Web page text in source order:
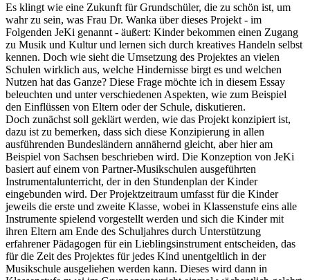
Es klingt wie eine Zukunft für Grundschüler, die zu schön ist, um
wahr zu sein, was Frau Dr. Wanka über dieses Projekt - im
Folgenden JeKi genannt - äußert: Kinder bekommen einen Zugang
zu Musik und Kultur und lernen sich durch kreatives Handeln selbst
kennen. Doch wie sieht die Umsetzung des Projektes an vielen
Schulen wirklich aus, welche Hindernisse birgt es und welchen
Nutzen hat das Ganze? Diese Frage möchte ich in diesem Essay
beleuchten und unter verschiedenen Aspekten, wie zum Beispiel
den Einflüssen von Eltern oder der Schule, diskutieren.
Doch zunächst soll geklärt werden, wie das Projekt konzipiert ist,
dazu ist zu bemerken, dass sich diese Konzipierung in allen
ausführenden Bundesländern annähernd gleicht, aber hier am
Beispiel von Sachsen beschrieben wird. Die Konzeption von JeKi
basiert auf einem von Partner-Musikschulen ausgeführten
Instrumentalunterricht, der in den Stundenplan der Kinder
eingebunden wird. Der Projektzeitraum umfasst für die Kinder
jeweils die erste und zweite Klasse, wobei in Klassenstufe eins alle
Instrumente spielend vorgestellt werden und sich die Kinder mit
ihren Eltern am Ende des Schuljahres durch Unterstützung
erfahrener Pädagogen für ein Lieblingsinstrument entscheiden, das
für die Zeit des Projektes für jedes Kind unentgeltlich in der
Musikschule ausgeliehen werden kann. Dieses wird dann in